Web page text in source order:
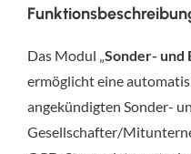
Das Modul „ Sonder- und
ermöglicht eine
angekündigten Sonder-
Gesellschafter/